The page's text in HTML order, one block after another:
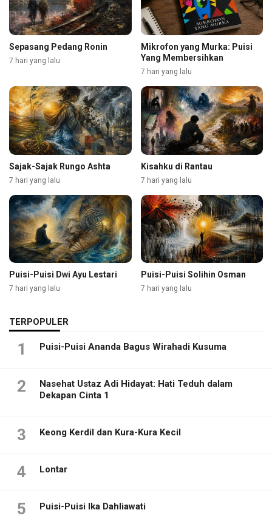
Sepasang Pedang Ronin
7 hari yang lalu
Mikrofon yang Murka: Puisi
Yang Membersihkan
7 hari yang lalu
Sajak-Sajak Rungo Ashta
7 hari yang lalu
Kisahku di Rantau
7 hari yang lalu
Puisi-Puisi Dwi Ayu Lestari
7 hari yang lalu
Puisi-Puisi Solihin Osman
7 hari yang lalu
TERPOPULER
1 Puisi-Puisi Ananda Bagus Wirahadi Kusuma
2
Nasehat Ustaz Adi Hidayat: Hati Teduh dalam
Dekapan Cinta 1
3 Keong Kerdil dan Kura-Kura Kecil
4 Lontar
5 Puisi-Puisi Ika Dahliawati